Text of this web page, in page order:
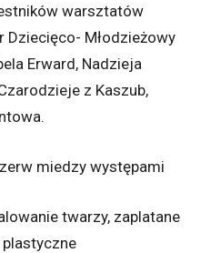
warsztatów
Dziecięco- Młodzieżowy
Erward, Nadzieja
z Kaszub,
miedzy występami
twarzy, zaplatane